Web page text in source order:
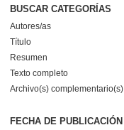
BUSCAR CATEGORÍAS
Autores/as
Título
Resumen
Texto completo
Archivo(s) complementario(s)
FECHA DE PUBLICACIÓN